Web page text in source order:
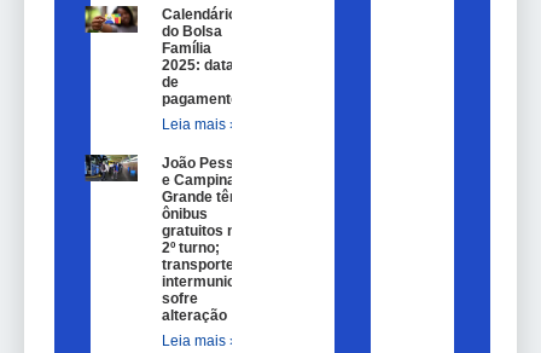
Calendário
do Bolsa
Família
2025: datas
de
pagamento.
Leia mais »
João Pessoa
e Campina
Grande têm
ônibus
gratuitos no
2º turno;
transporte
intermunicipal
sofre
alteração
Leia mais »